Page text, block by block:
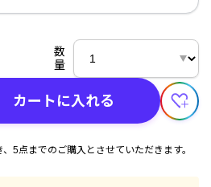
数
量
カートに入れる
5点までのご購入とさせていただきます。